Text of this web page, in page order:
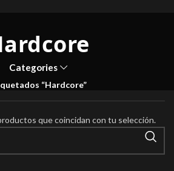
Categories
“Hardcore”
que coincidan con tu selección.